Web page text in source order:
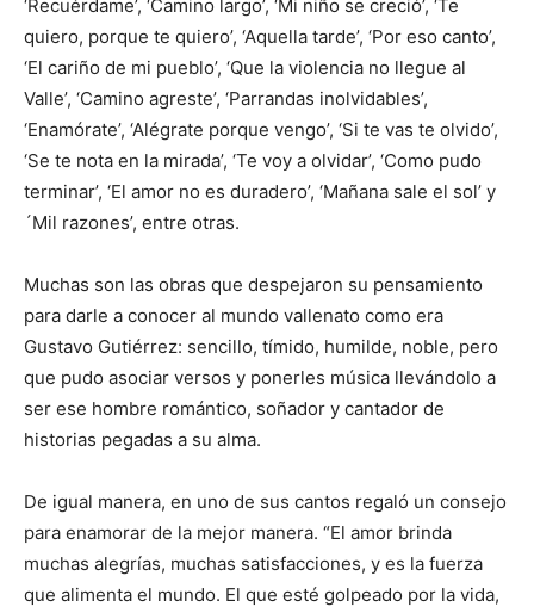
‘Recuérdame’, ‘Camino largo’, ‘Mi niño se creció’, ‘Te
quiero, porque te quiero’, ‘Aquella tarde’, ‘Por eso canto’,
‘El cariño de mi pueblo’, ‘Que la violencia no llegue al
Valle’, ‘Camino agreste’, ‘Parrandas inolvidables’,
‘Enamórate’, ‘Alégrate porque vengo’, ‘Si te vas te olvido’,
‘Se te nota en la mirada’, ‘Te voy a olvidar’, ‘Como pudo
terminar’, ‘El amor no es duradero’, ‘Mañana sale el sol’ y
´Mil razones’, entre otras.
Muchas son las obras que despejaron su pensamiento
para darle a conocer al mundo vallenato como era
Gustavo Gutiérrez: sencillo, tímido, humilde, noble, pero
que pudo asociar versos y ponerles música llevándolo a
ser ese hombre romántico, soñador y cantador de
historias pegadas a su alma.
De igual manera, en uno de sus cantos regaló un consejo
para enamorar de la mejor manera. “El amor brinda
muchas alegrías, muchas satisfacciones, y es la fuerza
que alimenta el mundo. El que esté golpeado por la vida,